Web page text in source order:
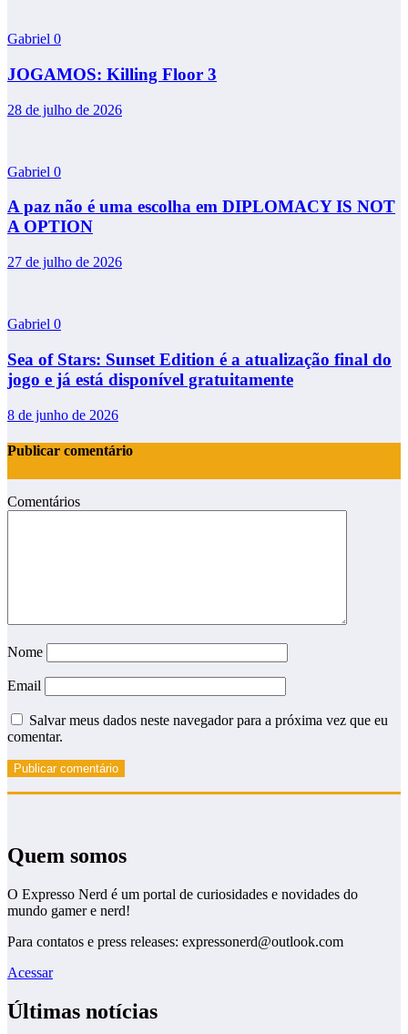
Gabriel 0
JOGAMOS: Killing Floor 3
28 de julho de 2026
Gabriel 0
A paz não é uma escolha em DIPLOMACY IS NOT
A OPTION
27 de julho de 2026
Gabriel 0
Sea of Stars: Sunset Edition é a atualização final do
jogo e já está disponível gratuitamente
8 de junho de 2026
Publicar comentário
Comentários
Nome
Email
Salvar meus dados neste navegador para a próxima vez que eu
comentar.
Quem somos
O Expresso Nerd é um portal de curiosidades e novidades do
mundo gamer e nerd!
Para contatos e press releases: expressonerd@outlook.com
Acessar
Últimas notícias